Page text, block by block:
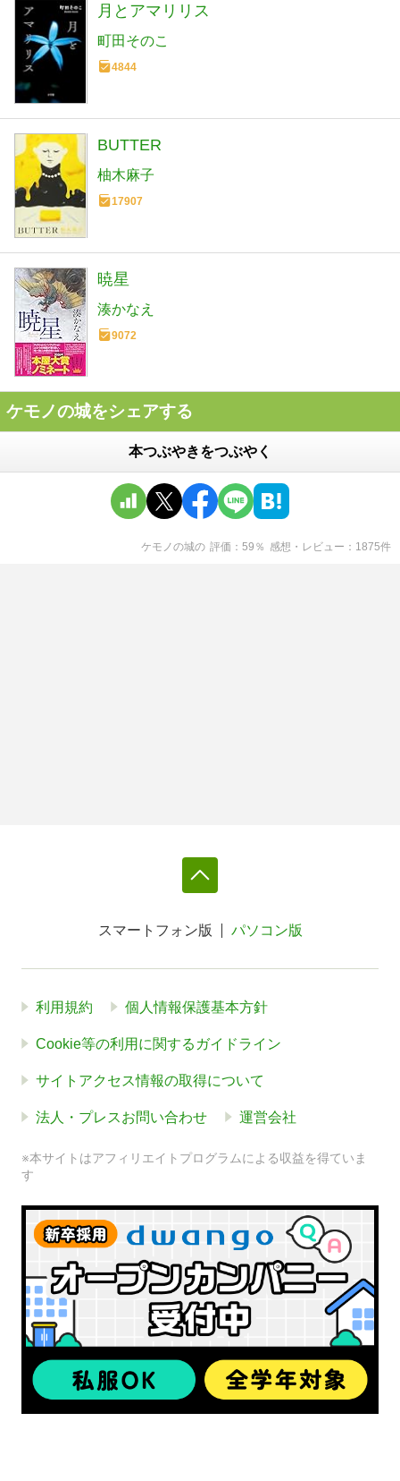
月とアマリリス
町田そのこ
4844
BUTTER
柚木麻子
17907
暁星
湊かなえ
9072
ケモノの城をシェアする
本つぶやきをつぶやく
ケモノの城の 評価 59 ％ 感想・レビュー 1875件
スマートフォン版 パソコン版
利用規約 個人情報保護基本方針
Cookie等の利用に関するガイドライン
サイトアクセス情報の取得について
法人・プレスお問い合わせ 運営会社
※本サイトはアフィリエイトプログラムによる収益を得ていま
す